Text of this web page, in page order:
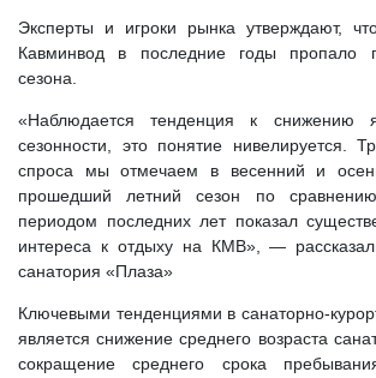
Эксперты и игроки рынка утверждают,
Кавминвод в последние годы пропало
сезона.
«Наблюдается тенденция к снижению
сезонности, это понятие нивелируется.
спроса мы отмечаем в весенний и
прошедший летний сезон по
периодом последних лет показал
интереса к отдыху на КМВ», —
санатория «Плаза»
Ключевыми тенденциями в санаторно-
является снижение среднего возраста
сокращение среднего срока